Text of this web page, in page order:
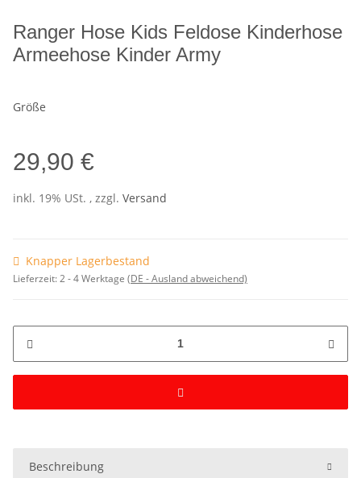
Ranger Hose Kids Feldose Kinderhose
Armeehose Kinder Army
Größe
29,90 €
inkl. 19% USt. , zzgl. Versand
Knapper Lagerbestand
Lieferzeit:2 - 4 Werktage (DE - Ausland abweichend)
Beschreibung